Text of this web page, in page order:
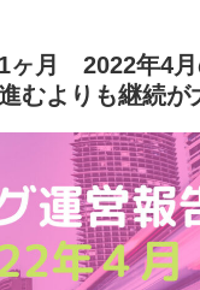
ヶ月 2022年4
むよりも継続が